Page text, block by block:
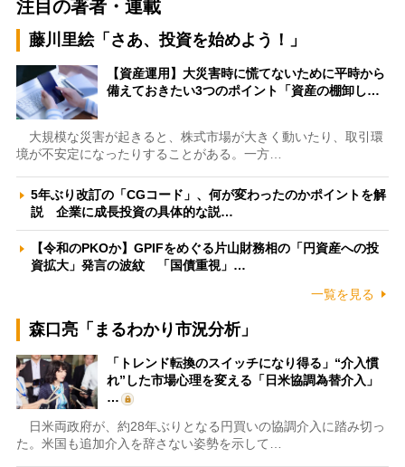
注目の著者・連載
藤川里絵「さあ、投資を始めよう！」
【資産運用】大災害時に慌てないために平時から
備えておきたい3つのポイント「資産の棚卸し…
大規模な災害が起きると、株式市場が大きく動いたり、取引環
境が不安定になったりすることがある。一方…
5年ぶり改訂の「CGコード」、何が変わったのかポイントを解
説 企業に成長投資の具体的な説…
【令和のPKOか】GPIFをめぐる片山財務相の「円資産への投
資拡大」発言の波紋 「国債重視」…
一覧を見る
森口亮「まるわかり市況分析」
「トレンド転換のスイッチになり得る」“介入慣
れ”した市場心理を変える「日米協調為替介入」
…
日米両政府が、約28年ぶりとなる円買いの協調介入に踏み切っ
た。米国も追加介入を辞さない姿勢を示して…